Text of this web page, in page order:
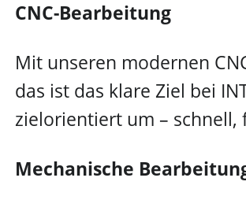
CNC-Bearbeitung
Mit unseren modernen
das ist das klare Ziel bei
zielorientiert um – schnell,
Mechanische